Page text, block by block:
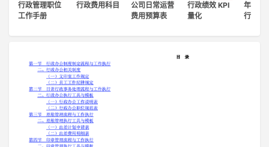
行政管理职位
工作手册
行政费用科目
公司日常运营
费用预算表
行政绩效 KPI
量化
年度人
行政费